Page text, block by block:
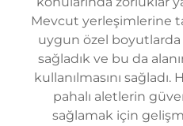
Mevcut yerleşimlerine
uygun özel boyutlarda
sağladık ve bu da
kullanılmasını sağladı.
pahalı aletlerin
sağlamak için